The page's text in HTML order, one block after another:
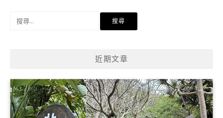
近期文章